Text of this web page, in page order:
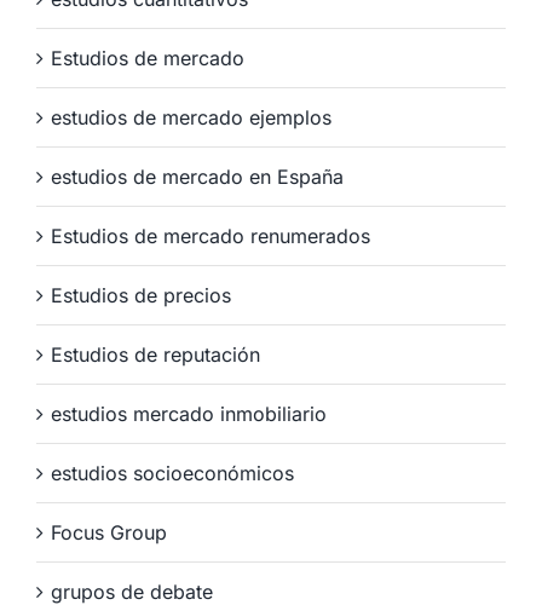
Estudios de mercado
estudios de mercado ejemplos
estudios de mercado en España
Estudios de mercado renumerados
Estudios de precios
Estudios de reputación
estudios mercado inmobiliario
estudios socioeconómicos
Focus Group
grupos de debate